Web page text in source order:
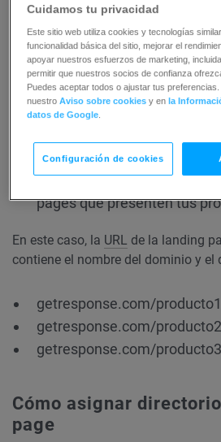
Ejemplo
Tienes un dominio
ventade tres de tus productos, y
dedicada para cada uno de los
Asignar tu dominio a tu
Crear un directorio para
pages que presenten tus
En este caso, la URL de la landing
contiene el nombre del dominio y el
getresponse.com/producto1
getresponse.com/producto2
getresponse.com/producto3
Cómo asignar
page
Cuidamos tu privacidad
Este sitio web utiliza cookies y tecnologías
funcionalidad básica del sitio, mejorar el
apoyar nuestros esfuerzos de marketing,
permitir que nuestros socios de confianza
Puedes aceptar todos o ajustar tus
nuestroAviso sobre cookies y en la
datos de Google
Configuración de cookies